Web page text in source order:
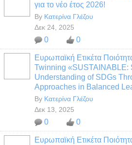
για το νέο έτος 2026!
By Κατερίνα Γλέζου
Δεκ 24, 2025
0 0
Ευρωπαϊκή Ετικέτα
Twinning «SUSTAINABLE:
Understanding of SDGs
Approaches in Balanced
By Κατερίνα Γλέζου
Δεκ 13, 2025
0 0
Ευρωπαϊκή Ετικέτα